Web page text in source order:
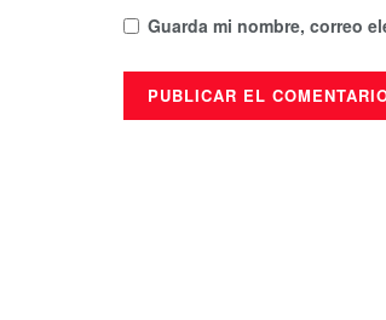
Guarda mi nombre, correo